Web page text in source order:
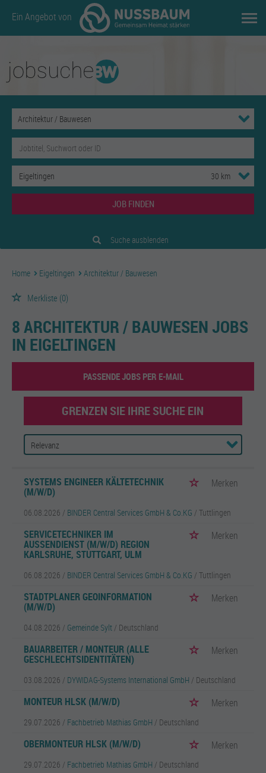
Ein Angebot von
JOB FINDEN
Suche ausblenden
Home Eigeltingen Architektur / Bauwesen
Merkliste (0)
8 ARCHITEKTUR / BAUWESEN JOBS
IN EIGELTINGEN
PASSENDE JOBS PER E-MAIL
GRENZEN SIE IHRE SUCHE EIN
SYSTEMS ENGINEER KÄLTETECHNIK
(M/W/D)
Merken
06.08.2026 / BINDER Central Services GmbH & Co.KG / Tuttlingen
SERVICETECHNIKER IM
AUSSENDIENST (M/W/D) REGION K
ARLSRUHE, STUTTGART, ULM
Merken
06.08.2026 / BINDER Central Services GmbH & Co.KG / Tuttlingen
STADTPLANER GEOINFORMATION
(M/W/D)
Merken
04.08.2026 / Gemeinde Sylt / Deutschland
BAUARBEITER / MONTEUR (ALLE
GESCHLECHTSIDENTITÄTEN)
Merken
03.08.2026 / DYWIDAG-Systems International GmbH / Deutschland
MONTEUR HLSK (M/W/D) Merken
29.07.2026 / Fachbetrieb Mathias GmbH / Deutschland
OBERMONTEUR HLSK (M/W/D) Merken
29.07.2026 / Fachbetrieb Mathias GmbH / Deutschland